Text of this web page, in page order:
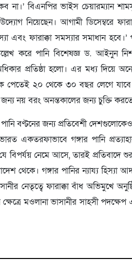
বিএনপির ভাইস চেয়ারম্যান
উদ্যোগ নিয়েছেন। আগামী ডিসেম্বরে
ফারাক্কা সমস্যার সমাধান হবে।’
করে পানি বিশেষজ্ঞ ড. আইনুন
প্রতিষ্ঠা হলো। এর মধ্য দিয়ে
পেতেই ২০ থেকে ৩০ বছর লেগে
নয় বরং অনন্তকালের জন্য চুক্তি
পানি বণ্টনের জন্য প্রতিবেশী
ভারত একতরফাভাবে গঙ্গার পানি
বিপর্যয় নেমে আসে, তারই প্রতিবাদে
থেকে। গঙ্গার পানির ন্যায্য হিস্যা
নেতৃত্বে ফারাক্কা বাঁধ অভিমুখে
মওলানা ভাসানীর সাহসী